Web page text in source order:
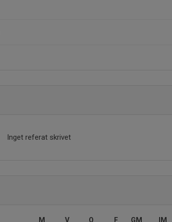
Inget referat skrivet
M V O F GM IM